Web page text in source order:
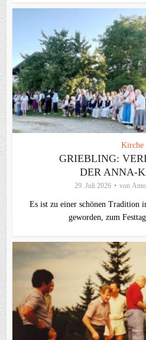
Kirche
GRIEBLING:
DER ANNA-
29. Juli 2026 von
Es ist zu einer schönen Tradition
geworden, zum